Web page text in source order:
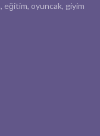
eğitim, oyuncak, giyim